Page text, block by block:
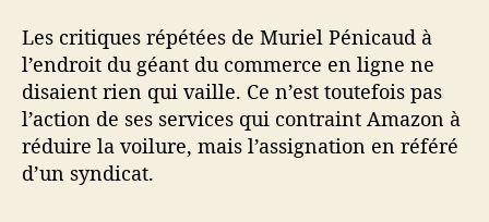
Les critiques répétées de Muriel Pénicaud à
l’endroit du géant du commerce en ligne ne
disaient rien qui vaille. Ce n’est toutefois pas
l’action de ses services qui contraint Amazon à
réduire la voilure, mais l’assignation en référé
d’un syndicat.